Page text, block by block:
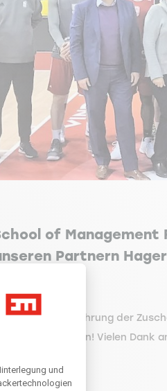
Passen Sie Ihre
und
of
Partnern
die Erfahrung der
zu sehen! Vielen Dank